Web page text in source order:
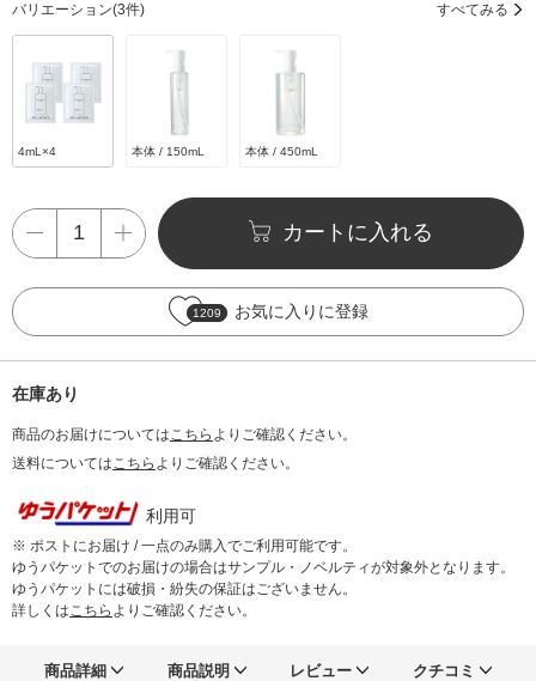
バリエーション(3件) すべてみる
4mL×4 本体 / 150mL 本体 / 450mL
カートに入れる
1209 お気に入りに登録
在庫あり
商品のお届けについては こちら よりご確認ください。
送料については こちら よりご確認ください。
利用可
※ ポストにお届け / 一点のみ購入でご利用可能です。
ゆうパケットでのお届けの場合はサンプル・ノベルティが対象外となります。
ゆうパケットには破損・紛失の保証はございません。
詳しくは こちら よりご確認ください。
商品詳細 商品説明 レビュー クチコミ